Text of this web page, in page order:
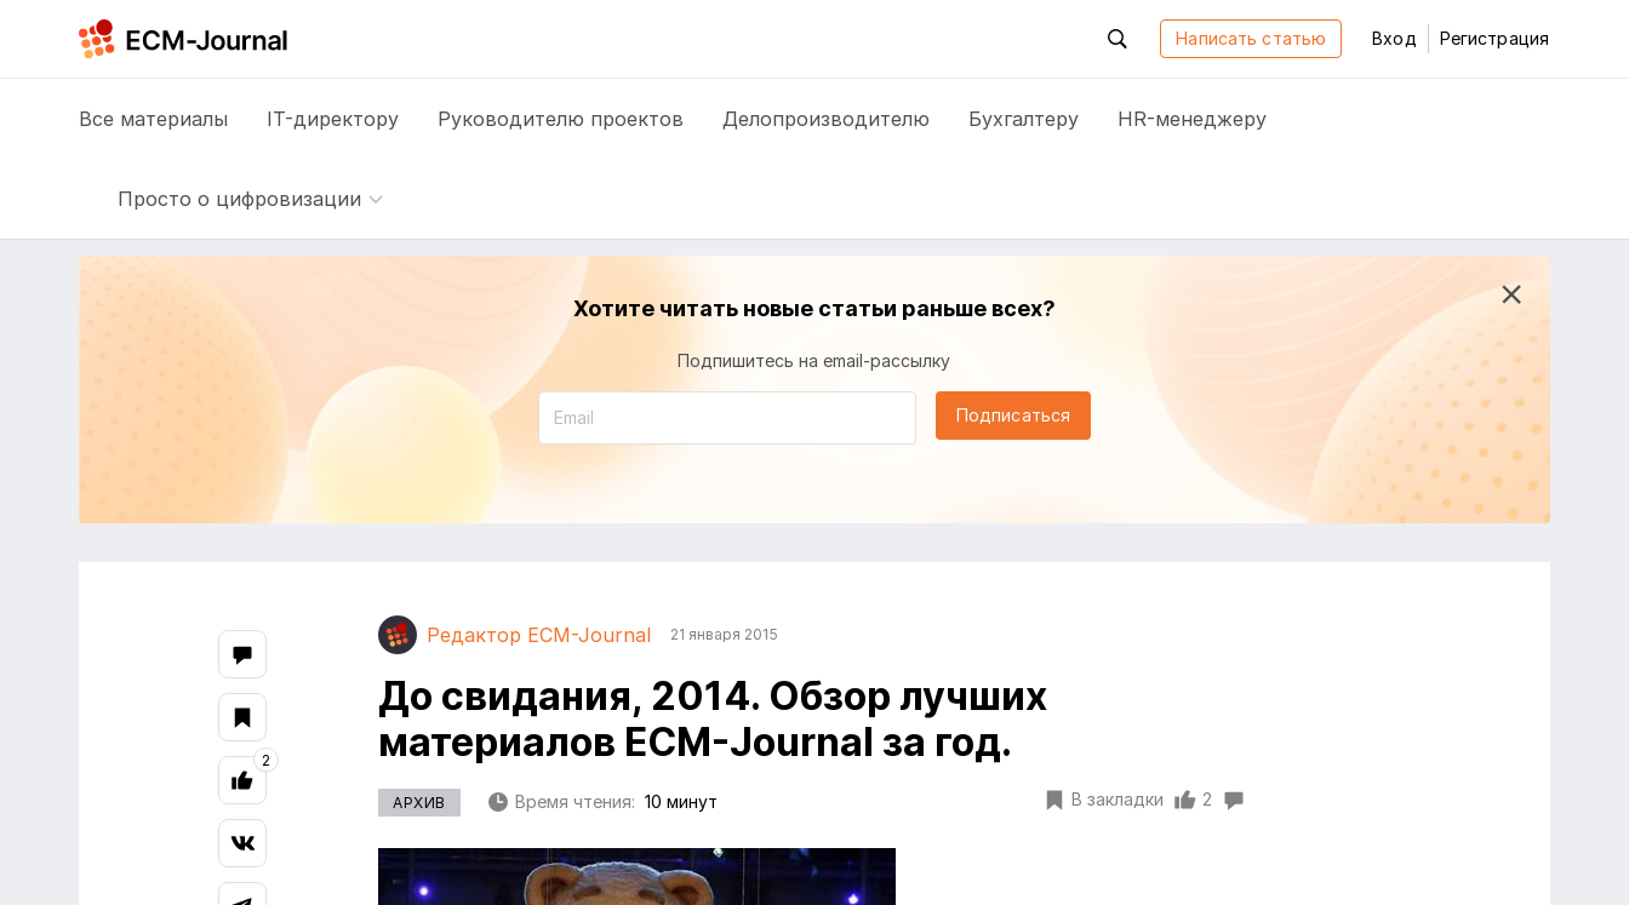
Написать статью Вход Регистрация
Все материалы IT-директору Руководителю проектов Делопроизводителю Бухгалтеру HR-менеджеру
Просто о цифровизации
Хотите читать новые статьи раньше всех?
Подпишитесь на email-рассылку
Подписаться
Редактор ECM-Journal 21 января 2015
До свидания, 2014. Обзор лучших
материалов ECM-Journal за год.
АРХИВ Время чтения: 10 минут В закладки 2
2